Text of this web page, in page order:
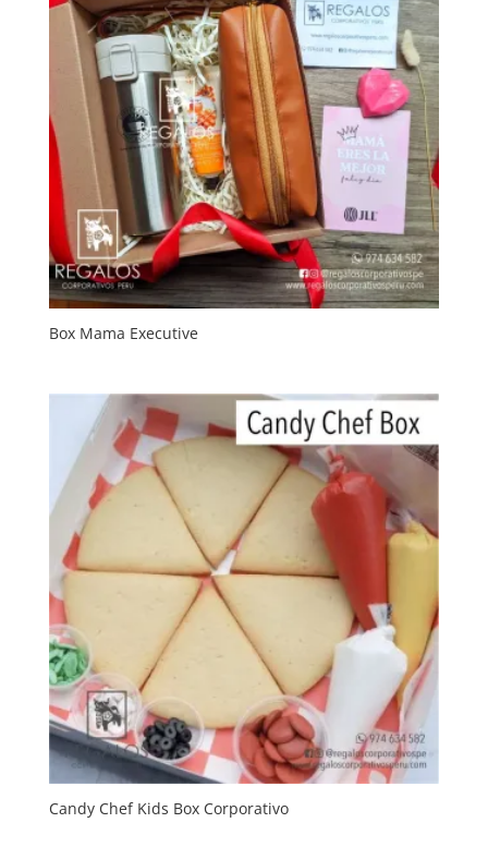
Box Mama Executive
Candy Chef Kids Box Corporativo